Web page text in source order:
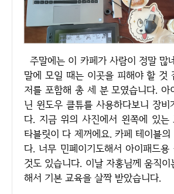
주말에는 이 카페가 사람이 정말 많네요. 앞으로는 주
말에 모일 때는 이곳을 피해야 할 것
저를 포함해 총 세 분 모였습니다. 아
닌 윈도우 클튜를 사용하다보니 장비
다. 지금 위의 사진에서 왼쪽에 있는
타블릿이 다 제꺼에요. 카페 테이블
다. 너무 민폐이기도해서 아이패드용
것도 있습니다. 이날 자홍님께 움직
해서 기본 교육을 살짝 받았습니다.